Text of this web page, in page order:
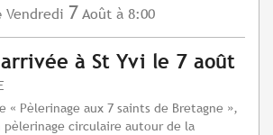
Vendredi 7 Août à 8:00
à St Yvi le 7 août
« Pèlerinage aux 7 saints de Bretagne »,
pèlerinage circulaire autour de la